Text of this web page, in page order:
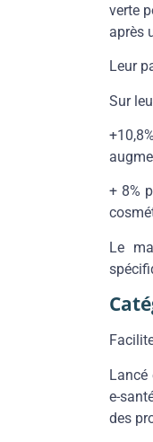
verte
après
Leur
Sur
+ 8%
Le
Lancé
e-
des